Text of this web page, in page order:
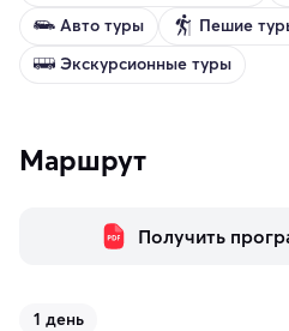
Авто туры
Пешие
Экскурсионные туры
Маршрут
Получить
1 день